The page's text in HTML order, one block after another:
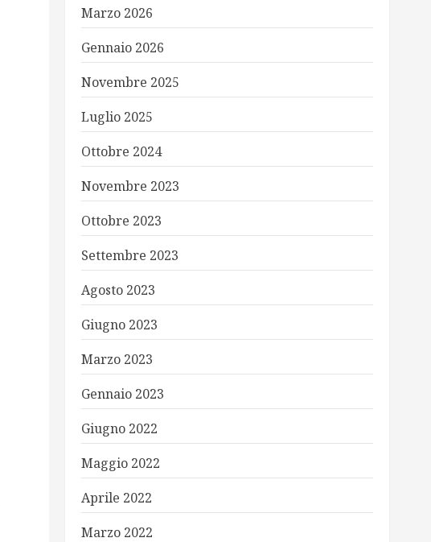
Marzo 2026
Gennaio 2026
Novembre 2025
Luglio 2025
Ottobre 2024
Novembre 2023
Ottobre 2023
Settembre 2023
Agosto 2023
Giugno 2023
Marzo 2023
Gennaio 2023
Giugno 2022
Maggio 2022
Aprile 2022
Marzo 2022